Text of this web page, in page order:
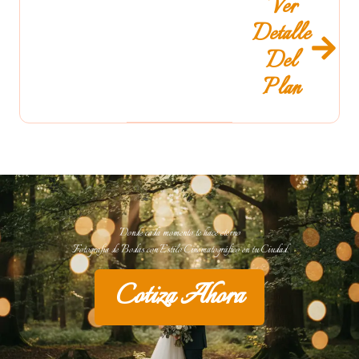
Ver
Detalle
Del
Plan
Donde cada momento te hace eterno
Fotografía de Bodas con Estilo Cinematográfico en tu Ciudad.
Cotiza Ahora